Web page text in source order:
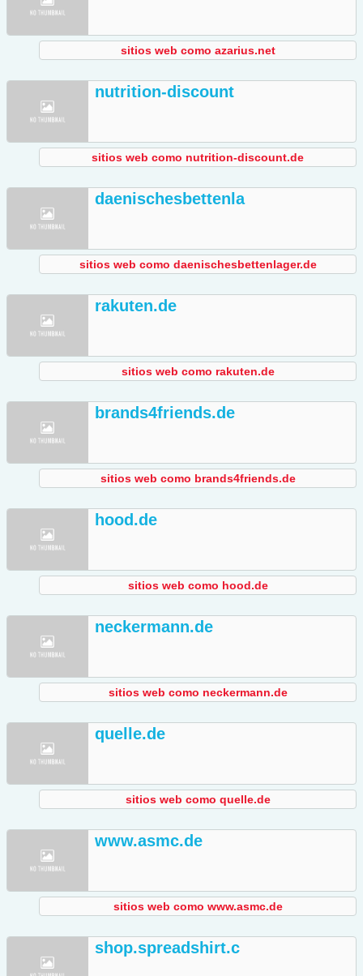
sitios web como azarius.net
nutrition-discount
sitios web como nutrition-discount.de
daenischesbettenla
sitios web como daenischesbettenlager.de
rakuten.de
sitios web como rakuten.de
brands4friends.de
sitios web como brands4friends.de
hood.de
sitios web como hood.de
neckermann.de
sitios web como neckermann.de
quelle.de
sitios web como quelle.de
www.asmc.de
sitios web como www.asmc.de
shop.spreadshirt.c